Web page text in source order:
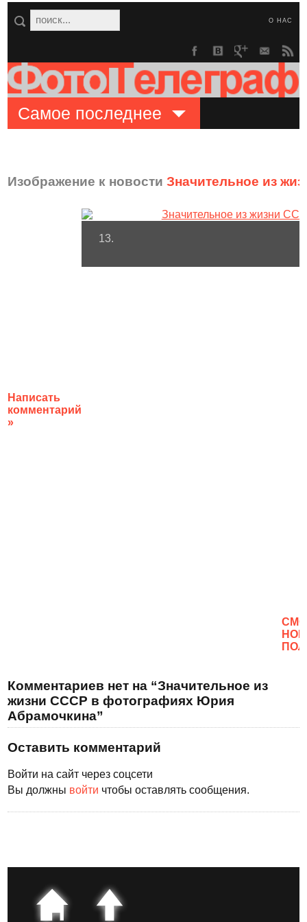
О НАС
Самое последнее
Изображение к новостиЗначительное из
Написать
комментарий
»
13.
Комментариев нет на “Значительное из
жизни СССР в фотографиях Юрия
Абрамочкина”
Оставить комментарий
Войти на сайт через соцсети
Вы должны войти чтобы оставлять сообщения.